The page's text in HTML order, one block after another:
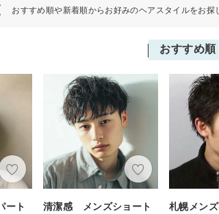
おすすめ順や新着順からお好みのヘアスタイルをお探
おすすめ順
ート
清潔感 メンズショート
札幌メン